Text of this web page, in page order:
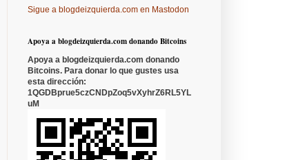
Sigue a blogdeizquierda.com en Mastodon
Apoya a blogdeizquierda.com donando Bitcoins
Apoya a blogdeizquierda.com donando
Bitcoins. Para donar lo que gustes usa
esta dirección:
1QGDBprue5czCNDpZoq5vXyhrZ6RL5YL
uM